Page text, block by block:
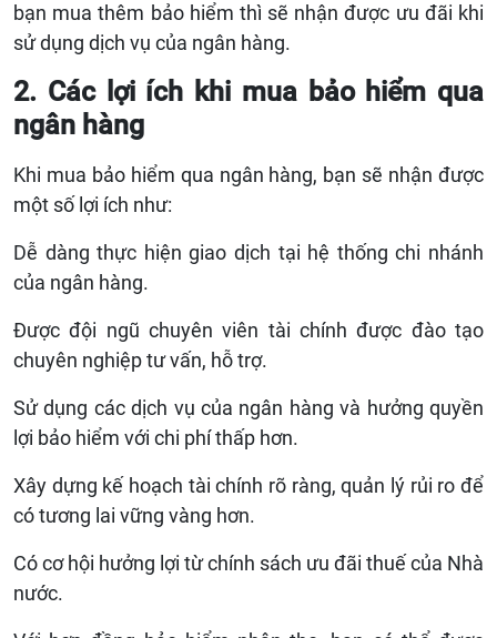
bạn mua thêm bảo hiểm thì sẽ nhận được ưu đãi khi
sử dụng dịch vụ của ngân hàng.
2. Các lợi ích khi mua bảo hiểm qua
ngân hàng
Khi mua bảo hiểm qua ngân hàng, bạn sẽ nhận được
một số lợi ích như:
Dễ dàng thực hiện giao dịch tại hệ thống chi nhánh
của ngân hàng.
Được đội ngũ chuyên viên tài chính được đào tạo
chuyên nghiệp tư vấn, hỗ trợ.
Sử dụng các dịch vụ của ngân hàng và hưởng quyền
lợi bảo hiểm với chi phí thấp hơn.
Xây dựng kế hoạch tài chính rõ ràng, quản lý rủi ro để
có tương lai vững vàng hơn.
Có cơ hội hưởng lợi từ chính sách ưu đãi thuế của Nhà
nước.